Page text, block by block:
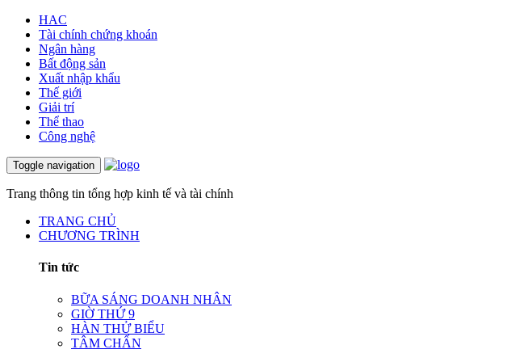
HAC
Tài chính chứng khoán
Ngân hàng
Bất động sản
Xuất nhập khẩu
Thế giới
Giải trí
Thể thao
Công nghệ
Toggle navigation
Trang thông tin tổng hợp kinh tế và tài chính
TRANG CHỦ
CHƯƠNG TRÌNH
Tin tức
BỮA SÁNG DOANH NHÂN
GIỜ THỨ 9
HÀN THỬ BIỂU
TÂM CHẤN